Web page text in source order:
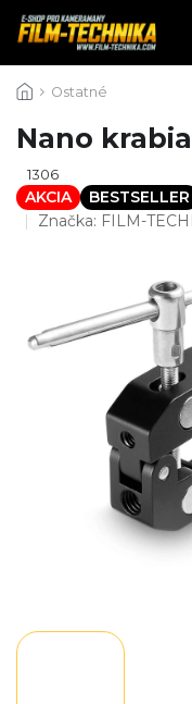
na
Ostatné
Nano krabia
1306
AKCIA BESTSELLER
Značka: FILM-